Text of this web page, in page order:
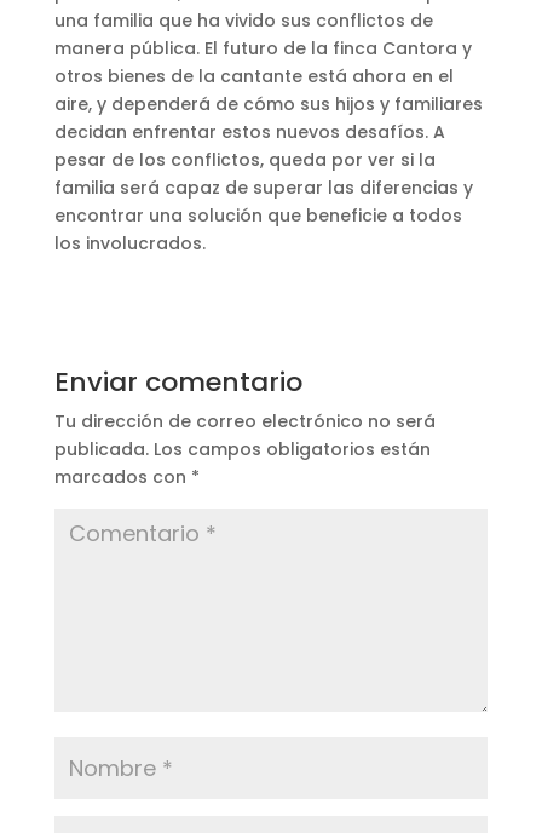
una familia que ha vivido sus conflictos de
manera pública. El futuro de la finca Cantora y
otros bienes de la cantante está ahora en el
aire, y dependerá de cómo sus hijos y familiares
decidan enfrentar estos nuevos desafíos. A
pesar de los conflictos, queda por ver si la
familia será capaz de superar las diferencias y
encontrar una solución que beneficie a todos
los involucrados.
Enviar comentario
Tu dirección de correo electrónico no será
publicada. Los campos obligatorios están
marcados con *